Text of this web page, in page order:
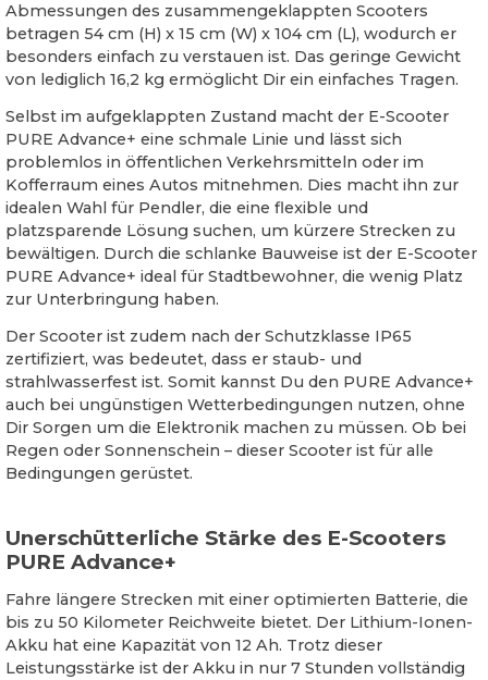
Abmessungen des zusammengeklappten Scooters
betragen 54 cm (H) x 15 cm (W) x 104 cm (L), wodurch er
besonders einfach zu verstauen ist. Das geringe Gewicht
von lediglich 16,2 kg ermöglicht Dir ein einfaches Tragen.
Selbst im aufgeklappten Zustand macht der E-Scooter
PURE Advance+ eine schmale Linie und lässt sich
problemlos in öffentlichen Verkehrsmitteln oder im
Kofferraum eines Autos mitnehmen. Dies macht ihn zur
idealen Wahl für Pendler, die eine flexible und
platzsparende Lösung suchen, um kürzere Strecken zu
bewältigen. Durch die schlanke Bauweise ist der E-Scooter
PURE Advance+ ideal für Stadtbewohner, die wenig Platz
zur Unterbringung haben.
Der Scooter ist zudem nach der Schutzklasse IP65
zertifiziert, was bedeutet, dass er staub- und
strahlwasserfest ist. Somit kannst Du den PURE Advance+
auch bei ungünstigen Wetterbedingungen nutzen, ohne
Dir Sorgen um die Elektronik machen zu müssen. Ob bei
Regen oder Sonnenschein – dieser Scooter ist für alle
Bedingungen gerüstet.
Unerschütterliche Stärke des E-Scooters
PURE Advance+
Fahre längere Strecken mit einer optimierten Batterie, die
bis zu 50 Kilometer Reichweite bietet. Der Lithium-Ionen-
Akku hat eine Kapazität von 12 Ah. Trotz dieser
Leistungsstärke ist der Akku in nur 7 Stunden vollständig